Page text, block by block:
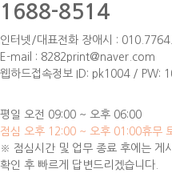
1688-8514
인터넷/대표전화 장애시 :
E-mail : 8282print@naver.com
웹하드접속정보 ID: pk1004 / PW:
평일 오전 09:00 ~ 오후 06:00
점심 오후 12:00 ~ 오후 01:00휴무
※ 점심시간 및 업무 종료 후에는 게
확인 후 빠르게 답변드리겠습니다.